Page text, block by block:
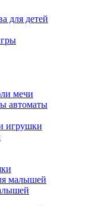
для детей
мечи
автоматы
игрушки
малышей